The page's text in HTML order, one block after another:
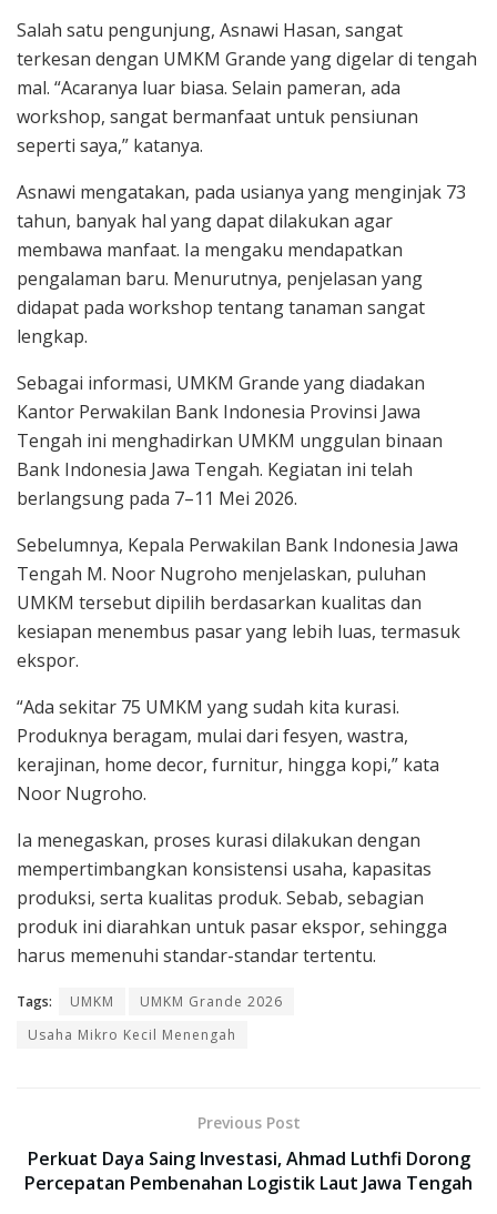
Salah satu pengunjung, Asnawi Hasan, sangat
terkesan dengan UMKM Grande yang digelar di tengah
mal. “Acaranya luar biasa. Selain pameran, ada
workshop, sangat bermanfaat untuk pensiunan
seperti saya,” katanya.
Asnawi mengatakan, pada usianya yang menginjak 73
tahun, banyak hal yang dapat dilakukan agar
membawa manfaat. Ia mengaku mendapatkan
pengalaman baru. Menurutnya, penjelasan yang
didapat pada workshop tentang tanaman sangat
lengkap.
Sebagai informasi, UMKM Grande yang diadakan
Kantor Perwakilan Bank Indonesia Provinsi Jawa
Tengah ini menghadirkan UMKM unggulan binaan
Bank Indonesia Jawa Tengah. Kegiatan ini telah
berlangsung pada 7–11 Mei 2026.
Sebelumnya, Kepala Perwakilan Bank Indonesia Jawa
Tengah M. Noor Nugroho menjelaskan, puluhan
UMKM tersebut dipilih berdasarkan kualitas dan
kesiapan menembus pasar yang lebih luas, termasuk
ekspor.
“Ada sekitar 75 UMKM yang sudah kita kurasi.
Produknya beragam, mulai dari fesyen, wastra,
kerajinan, home decor, furnitur, hingga kopi,” kata
Noor Nugroho.
Ia menegaskan, proses kurasi dilakukan dengan
mempertimbangkan konsistensi usaha, kapasitas
produksi, serta kualitas produk. Sebab, sebagian
produk ini diarahkan untuk pasar ekspor, sehingga
harus memenuhi standar-standar tertentu.
Tags: UMKM
UMKM Grande 2026
Usaha Mikro Kecil Menengah
Previous Post
Perkuat Daya Saing Investasi, Ahmad Luthfi Dorong
Percepatan Pembenahan Logistik Laut Jawa Tengah